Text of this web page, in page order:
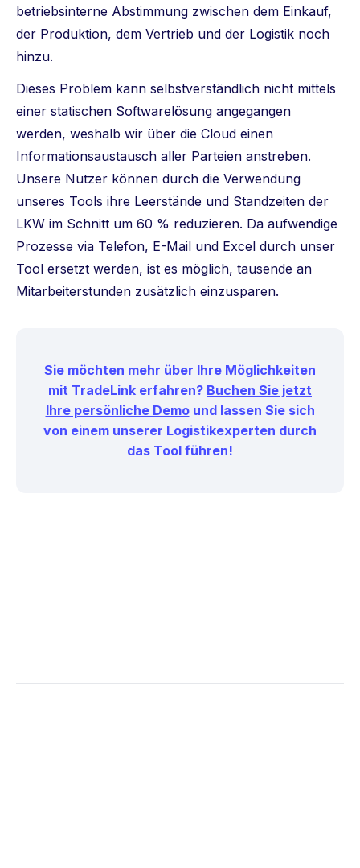
betriebsinterne Abstimmung zwischen dem Einkauf,
der Produktion, dem Vertrieb und der Logistik noch
hinzu.
Dieses Problem kann selbstverständlich nicht mittels
einer statischen Softwarelösung angegangen
werden, weshalb wir über die Cloud einen
Informationsaustausch aller Parteien anstreben.
Unsere Nutzer können durch die Verwendung
unseres Tools ihre Leerstände und Standzeiten der
LKW im Schnitt um 60 % reduzieren. Da aufwendige
Prozesse via Telefon, E-Mail und Excel durch unser
Tool ersetzt werden, ist es möglich, tausende an
Mitarbeiterstunden zusätzlich einzusparen.
Sie möchten mehr über Ihre Möglichkeiten
mit TradeLink erfahren? Buchen Sie jetzt
Ihre persönliche Demound lassen Sie sich
von einem unserer Logistikexperten durch
das Tool führen!